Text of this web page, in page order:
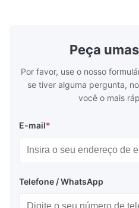
Peça
Por favor, use o nosso
se tiver alguma pergunta,
você o mais
E-mail*
Telefone / WhatsApp